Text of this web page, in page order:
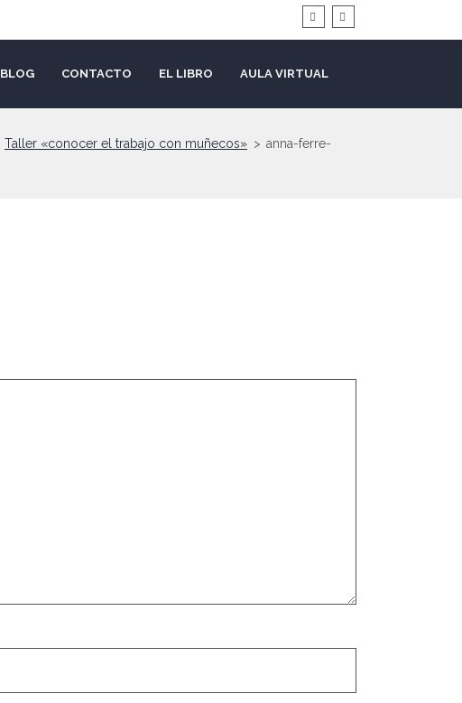
BLOG CONTACTO EL LIBRO AULA VIRTUAL
Taller «conocer el trabajo con muñecos» > anna-ferre-